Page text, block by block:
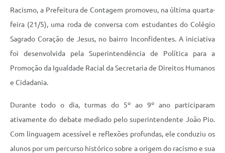
Racismo, a Prefeitura de Contagem promoveu, na última quarta-
feira (21/5), uma roda de conversa com estudantes do Colégio
Sagrado Coração de Jesus, no bairro Inconfidentes. A iniciativa
foi desenvolvida pela Superintendência de Política para a
Promoção da Igualdade Racial da Secretaria de Direitos Humanos
e Cidadania.
Durante todo o dia, turmas do 5º ao 9º ano participaram
ativamente do debate mediado pelo superintendente João Pio.
Com linguagem acessível e reflexões profundas, ele conduziu os
alunos por um percurso histórico sobre a origem do racismo e sua